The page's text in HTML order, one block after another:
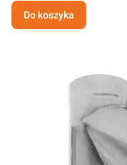
Do koszyka